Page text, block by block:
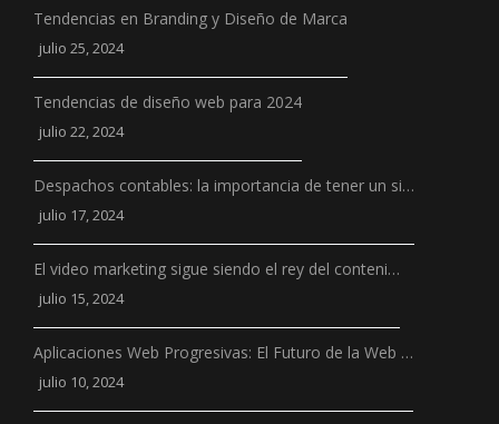
Tendencias en Branding y Diseño de Marca
julio 25, 2024
Tendencias de diseño web para 2024
julio 22, 2024
Despachos contables: la importancia de tener un si…
julio 17, 2024
El video marketing sigue siendo el rey del conteni…
julio 15, 2024
Aplicaciones Web Progresivas: El Futuro de la Web …
julio 10, 2024